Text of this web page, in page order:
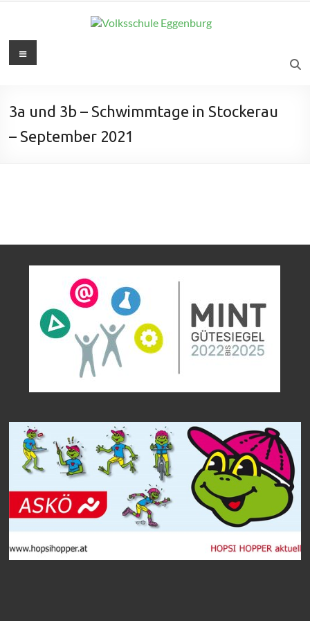
3a und 3b – Schwimmtage in Stockerau
– September 2021